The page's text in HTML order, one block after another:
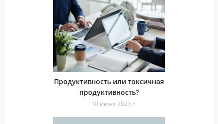
Продуктивность или токсичная
продуктивность?
10 июня 2023 г.